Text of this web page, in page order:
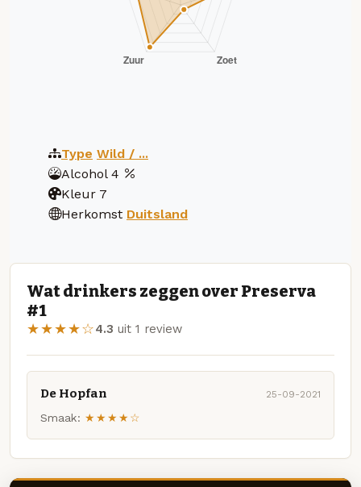
Type Wild / ...
Alcohol 4
Kleur 7
Herkomst Duitsland
Wat drinkers zeggen over Preserva
#1
★★★★☆4.3 uit 1 review
De Hopfan 25-09-2021
Smaak: ★★★★☆